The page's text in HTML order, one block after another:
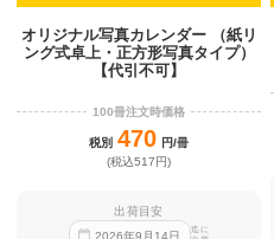
オリジナル写真カレンダー （紙リ
ング式卓上・正方形写真タイプ）
【代引不可】
100冊注文時価格
税別 470 円/冊
(税込517円)
出荷目安
2026年9 月 14日
迄に